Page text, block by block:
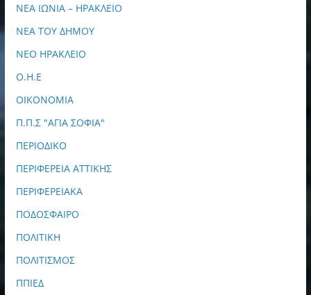
ΝΕΑ ΙΩΝΙΑ – ΗΡΑΚΛΕΙΟ
ΝΕΑ ΤΟΥ ΔΗΜΟΥ
ΝΕΟ ΗΡΑΚΛΕΙΟ
Ο.Η.Ε
ΟΙΚΟΝΟΜΙΑ
Π.Π.Σ "ΑΓΙΑ ΣΟΦΙΑ"
ΠΕΡΙΟΔΙΚΟ
ΠΕΡΙΦΕΡΕΙΑ ΑΤΤΙΚΗΣ
ΠΕΡΙΦΕΡΕΙΑΚΑ
ΠΟΔΟΣΦΑΙΡΟ
ΠΟΛΙΤΙΚΗ
ΠΟΛΙΤΙΣΜΟΣ
ΠΠΙΕΔ